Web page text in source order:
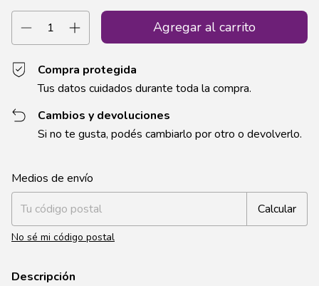
Compra protegida
Tus datos cuidados durante toda la compra.
Cambios y devoluciones
Si no te gusta, podés cambiarlo por otro o devolverlo.
Entregas para el CP:
Medios de envío
Calcular
No sé mi código postal
Descripción